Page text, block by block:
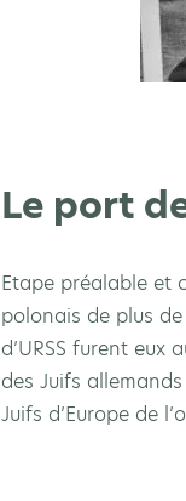
Le port
Etape préalable et
polonais de plus
d’URSS furent eux
des Juifs
Juifs d’Europe de